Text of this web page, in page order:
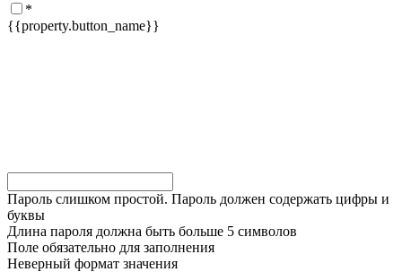
*
{{property.button_name}}
Пароль слишком простой. Пароль должен содержать цифры и
буквы
Длина пароля должна быть больше 5 символов
Поле обязательно для заполнения
Неверный формат значения